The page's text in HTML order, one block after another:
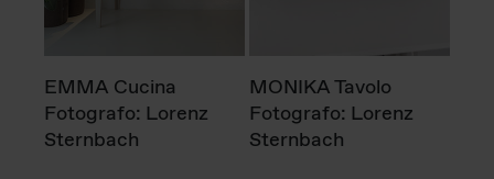
EMMA Cucina
Fotografo: Lorenz
Sternbach
MONIKA Tavolo
Fotografo: Lorenz
Sternbach